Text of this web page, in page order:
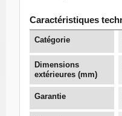
Caractéristiques
Catégorie
Dimensions
extérieures (mm)
Garantie